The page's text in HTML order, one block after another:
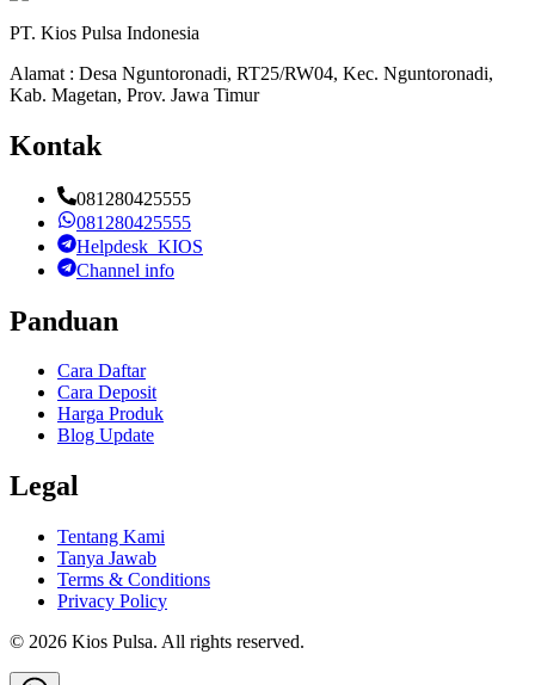
PT. Kios Pulsa Indonesia
Alamat : Desa Nguntoronadi, RT25/RW04, Kec. Nguntoronadi,
Kab. Magetan, Prov. Jawa Timur
Kontak
081280425555
081280425555
Helpdesk_KIOS
Channel info
Panduan
Cara Daftar
Cara Deposit
Harga Produk
Blog Update
Legal
Tentang Kami
Tanya Jawab
Terms & Conditions
Privacy Policy
© 2026 Kios Pulsa. All rights reserved.